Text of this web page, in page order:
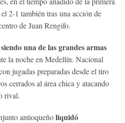
2-1 también tras una acción de
de Juan Rengifo.
una de las grandes armas
la noche en Medellín. Nacional
jugadas preparadas desde el tiro
cerrados al área chica y atacando
rival.
antioqueñoliquidó